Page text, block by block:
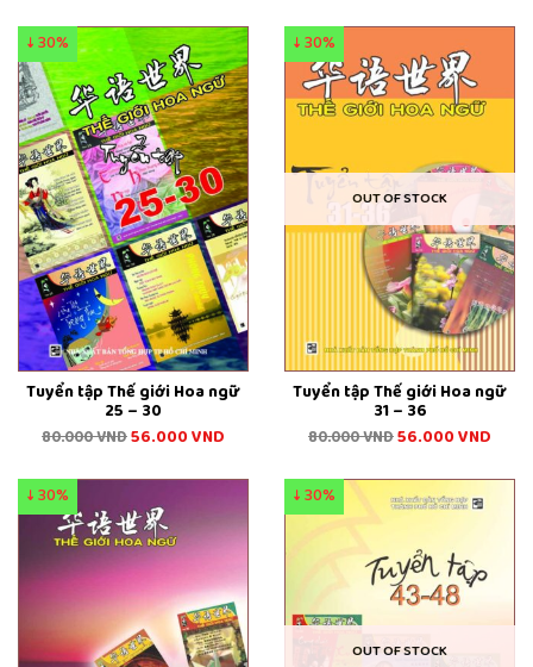
↓ 30%
Tuyển tập Thế giới Hoa ngữ
25 – 30
80.000VND56.000VND
OUT OF STOCK
↓ 30%
Tuyển tập Thế giới Hoa ngữ
31 – 36
80.000VND56.000VND
↓ 30%
OUT OF STOCK
↓ 30%